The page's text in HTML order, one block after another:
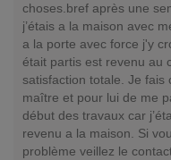
choses.bref après une
j’étais a la maison avec
a la porte avec force j'y
était partis est revenu au
satisfaction totale. Je fais
maître et pour lui de me
début des travaux car
revenu a la maison. Si
problème veillez le